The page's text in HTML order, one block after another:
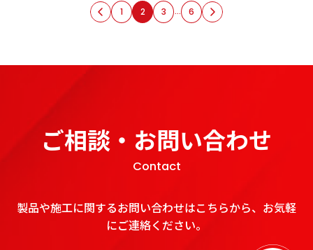
投稿のページ送り
前へ 1 2 3 … 6 次へ
ご相談・お問い合わせ
Contact
製品や施工に関するお問い合わせはこちらから、お気軽
にご連絡ください。